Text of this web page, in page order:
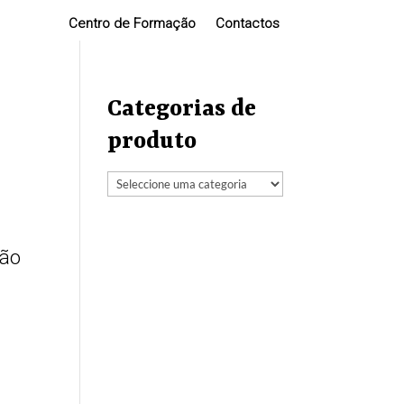
Centro de Formação Contactos
Categorias de
produto